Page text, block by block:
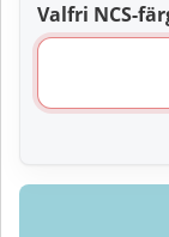
Valfri NCS-